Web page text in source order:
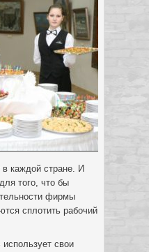
в каждой стране. И
того, что бы
фирмы
сплотить рабочий
свои